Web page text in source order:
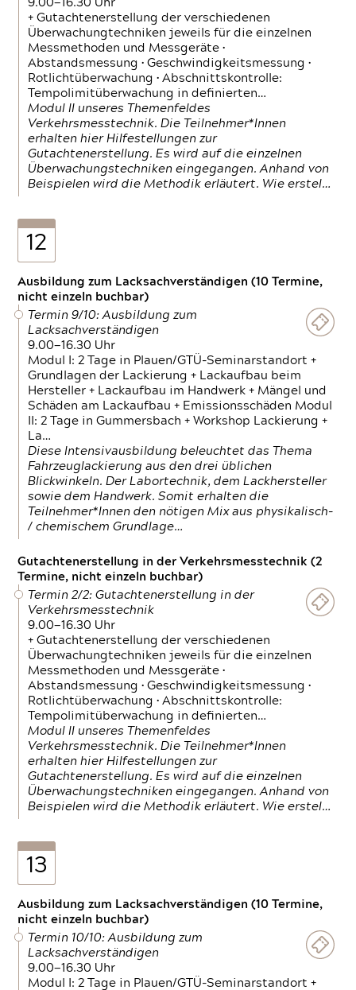
9.00—16.30 Uhr
+ Gutachtenerstellung der verschiedenen
Überwachungtechniken jeweils für die einzelnen
Messmethoden und Messgeräte •
Abstandsmessung • Geschwindigkeitsmessung •
Rotlichtüberwachung • Abschnittskontrolle:
Tempolimitüberwachung in definierten…
Modul II unseres Themenfeldes
Verkehrsmesstechnik. Die Teilnehmer*Innen
erhalten hier Hilfestellungen zur
Gutachtenerstellung. Es wird auf die einzelnen
Überwachungstechniken eingegangen. Anhand von
Beispielen wird die Methodik erläutert. Wie erstel…
12
Ausbildung zum Lacksachverständigen (10 Termine,
nicht einzeln buchbar)
Termin 9/10: Ausbildung zum
Lacksachverständigen
9.00—16.30 Uhr
Modul I: 2 Tage in Plauen/GTÜ-Seminarstandort +
Grundlagen der Lackierung + Lackaufbau beim
Hersteller + Lackaufbau im Handwerk + Mängel und
Schäden am Lackaufbau + Emissionsschäden Modul
II: 2 Tage in Gummersbach + Workshop Lackierung +
La…
Diese Intensivausbildung beleuchtet das Thema
Fahrzeuglackierung aus den drei üblichen
Blickwinkeln. Der Labortechnik, dem Lackhersteller
sowie dem Handwerk. Somit erhalten die
Teilnehmer*Innen den nötigen Mix aus physikalisch-
/ chemischem Grundlage…
Gutachtenerstellung in der Verkehrsmesstechnik (2
Termine, nicht einzeln buchbar)
Termin 2/2: Gutachtenerstellung in der
Verkehrsmesstechnik
9.00—16.30 Uhr
+ Gutachtenerstellung der verschiedenen
Überwachungtechniken jeweils für die einzelnen
Messmethoden und Messgeräte •
Abstandsmessung • Geschwindigkeitsmessung •
Rotlichtüberwachung • Abschnittskontrolle:
Tempolimitüberwachung in definierten…
Modul II unseres Themenfeldes
Verkehrsmesstechnik. Die Teilnehmer*Innen
erhalten hier Hilfestellungen zur
Gutachtenerstellung. Es wird auf die einzelnen
Überwachungstechniken eingegangen. Anhand von
Beispielen wird die Methodik erläutert. Wie erstel…
13
Ausbildung zum Lacksachverständigen (10 Termine,
nicht einzeln buchbar)
Termin 10/10: Ausbildung zum
Lacksachverständigen
9.00—16.30 Uhr
Modul I: 2 Tage in Plauen/GTÜ-Seminarstandort +